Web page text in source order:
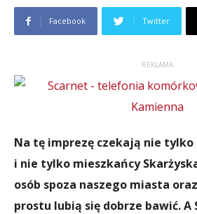
Facebook Twitter
REKLAMA
Na tę imprezę czekają nie
i nie tylko mieszkańcy
osób spoza naszego miasta
prostu lubią się dobrze bawić. A